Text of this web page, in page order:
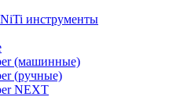
NiTi инструменты
(машинные)
(ручные)
NEXT